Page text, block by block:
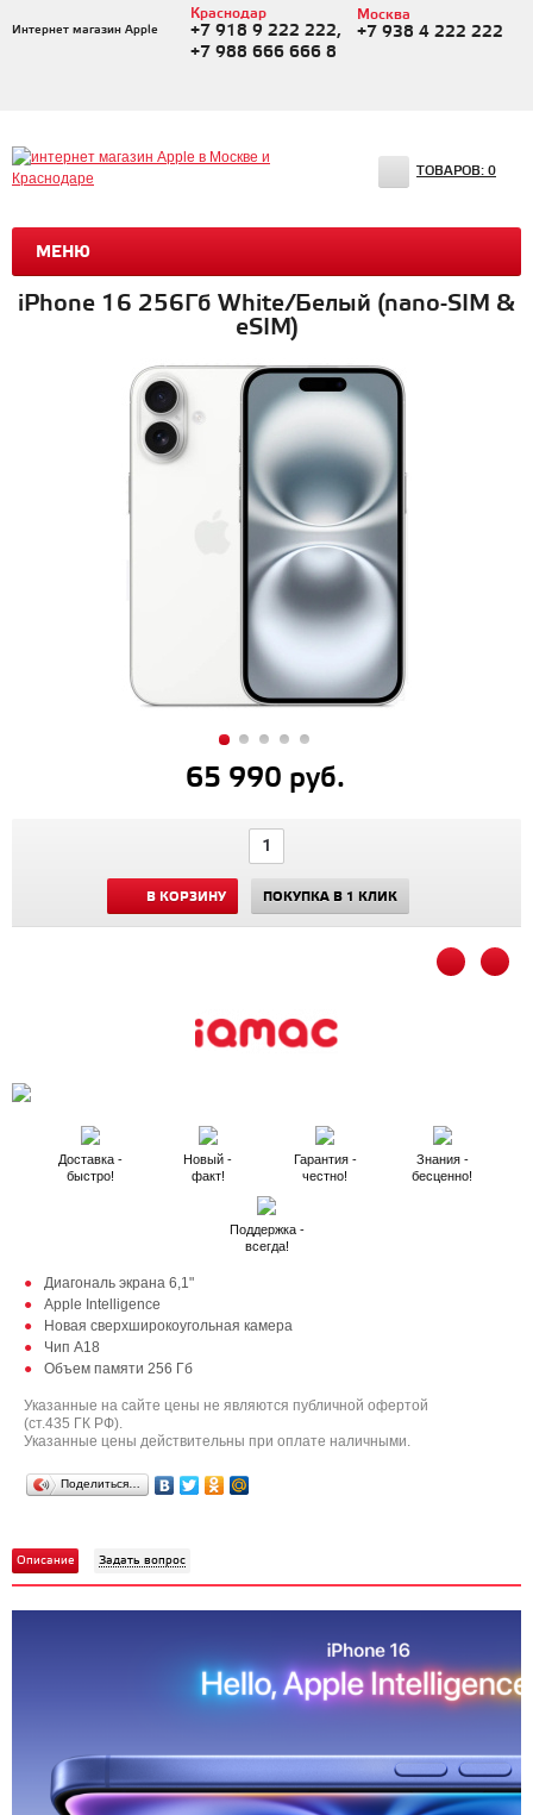
Интернет магазин Apple
Краснодар
+7 918 9 222 222,
+7 988 666 666 8
Москва
+7 938 4 222 222
МЕНЮ
ТОВАРОВ: 0
iPhone 16 256Гб White/Белый (nano-SIM &
eSIM)
65 990 руб.
В КОРЗИНУ ПОКУПКА В 1 КЛИК
Доставка -
быстро!
Новый -
факт!
Гарантия -
честно!
Знания -
бесценно!
Поддержка -
всегда!
Диагональ экрана 6,1"
Apple Intelligence
Новая сверхширокоугольная камера
Чип A18
Объем памяти 256 Гб
Указанные на сайте цены не являются публичной офертой
(ст.435 ГК РФ).
Указанные цены действительны при оплате наличными.
Поделиться…
Описание Задать вопрос